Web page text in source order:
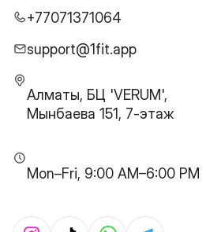
+77071371064
support@1fit.app
Алматы, БЦ 'VERUM',
Мынбаева 151, 7-этаж
Mon–Fri, 9:00 AM–6:00 PM